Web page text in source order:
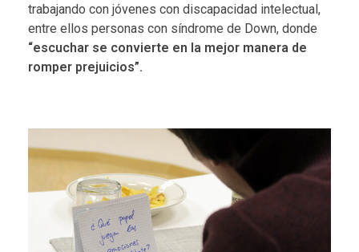
trabajando con jóvenes con discapacidad intelectual,
entre ellos personas con síndrome de Down, donde
“escuchar se convierte en la mejor manera de
romper prejuicios”.